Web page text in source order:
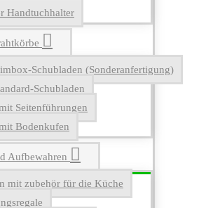
Handtuchhalter
Schubladen (Sonderanfertigung)
Schubladen
Seitenführungen
Bodenkufen
Aufbewahren
mit zubehör für die Küche